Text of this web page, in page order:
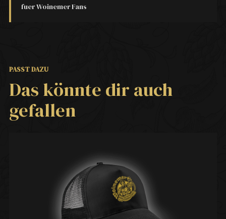
fuer Woinemer Fans
PASST DAZU
Das könnte dir auch
gefallen